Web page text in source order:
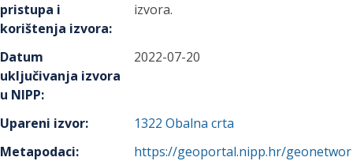
pristupa i
korištenja izvora:
izvora.
Datum
uključivanja izvora
u NIPP:
2022-07-20
Upareni izvor: 1322 Obalna crta
Metapodaci:
https://geoportal.nipp.hr/geonetwor